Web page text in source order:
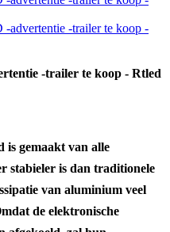
-trailer te koop - Rtled
is gemaakt van alle
stabieler is dan traditionele
van aluminium veel
de elektronische